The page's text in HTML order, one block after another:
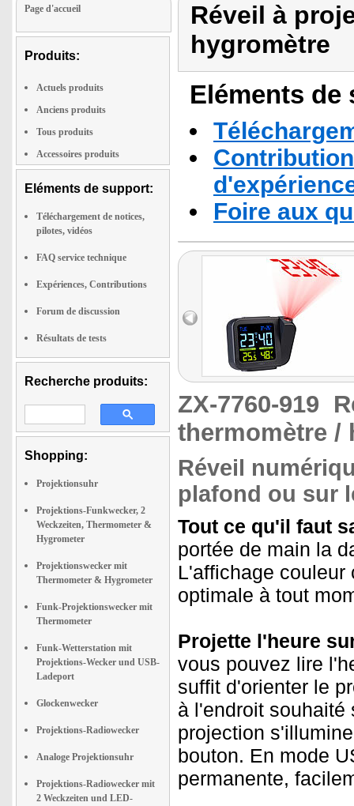
Page d'accueil
Produits:
Actuels produits
Anciens produits
Tous produits
Accessoires produits
Eléments de support:
Téléchargement de notices,
pilotes, vidéos
FAQ service technique
Expériences, Contributions
Forum de discussion
Résultats de tests
Recherche produits:
Shopping:
Projektionsuhr
Projektions-Funkwecker, 2
Weckzeiten, Thermometer &
Hygrometer
Projektionswecker mit
Thermometer & Hygrometer
Funk-Projektionswecker mit
Thermometer
Funk-Wetterstation mit
Projektions-Wecker und USB-
Ladeport
Glockenwecker
Projektions-Radiowecker
Analoge Projektionsuhr
Projektions-Radiowecker mit
2 Weckzeiten und LED-
Réveil à
hygromètre
Eléments
Foire aux
ZX-7760-919
thermomètre /
Réveil
plafond ou sur
Tout ce qu'il faut
portée de main la
L'affichage
optimale à tout
Projette l'heure
vous pouvez lire
suffit d'orienter le
à l'endroit souhaité
projection
bouton. En mode
permanente,